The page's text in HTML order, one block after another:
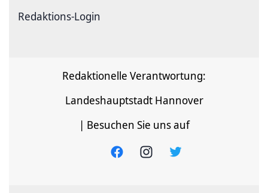
Redaktions-Login
Redaktionelle Verantwortung:
Landeshauptstadt Hannover
| Besuchen Sie uns auf